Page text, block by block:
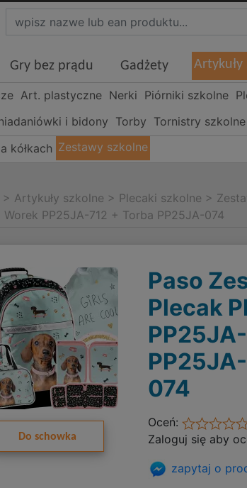
Gry bez prądu Gadżety Artykuły
Art. plastyczne Nerki Piórniki szkolne
i bidony Torby Tornistry szkolne
kółkach Zestawy szkolne
> Artykuły szkolne > Plecaki szkolne >
Worek PP25JA-712 + Torba PP25JA-074
Do schowka
Paso
Plecak
074
Oceń:
Zaloguj się aby
zapytaj o